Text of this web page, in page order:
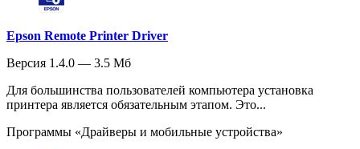
Epson Remote Printer Driver
Версия 1.4.0 — 3.5 Мб
Для большинства пользователей компьютера установка
принтера является обязательным этапом. Это...
Программы «Драйверы и мобильные устройства»